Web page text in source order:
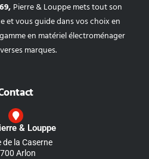
Pierre & Louppe mets tout son
et vous guide dans vos choix en
en matériel électroménager
marques.
& Louppe
de la Caserne
Arlon